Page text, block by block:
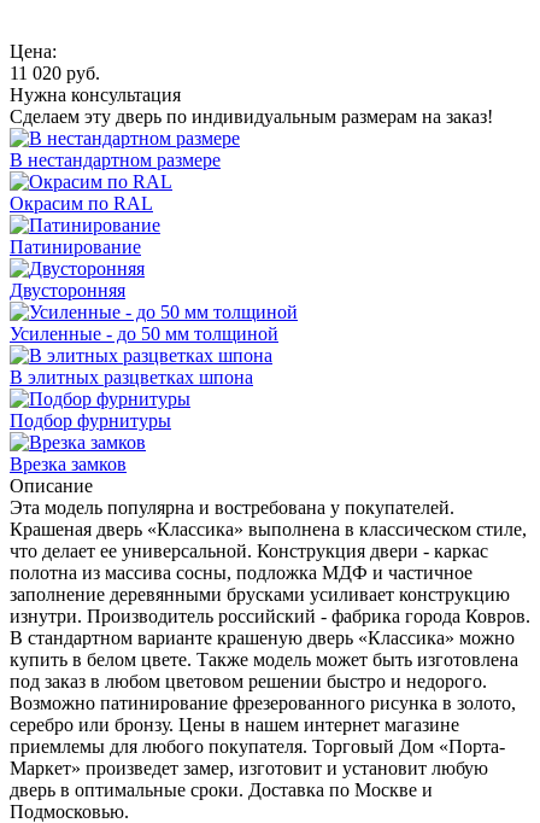
Цена:
11 020 руб.
Нужна консультация
Сделаем эту дверь по индивидуальным размерам на заказ!
В нестандартном размере
Окрасим по RAL
Патинирование
Двусторонняя
Усиленные - до 50 мм толщиной
В элитных разцветках шпона
Подбор фурнитуры
Врезка замков
Описание
Эта модель популярна и востребована у покупателей.
Крашеная дверь «Классика» выполнена в классическом стиле,
что делает ее универсальной. Конструкция двери - каркас
полотна из массива сосны, подложка МДФ и частичное
заполнение деревянными брусками усиливает конструкцию
изнутри. Производитель российский - фабрика города Ковров.
В стандартном варианте крашеную дверь «Классика» можно
купить в белом цвете. Также модель может быть изготовлена
под заказ в любом цветовом решении быстро и недорого.
Возможно патинирование фрезерованного рисунка в золото,
серебро или бронзу. Цены в нашем интернет магазине
приемлемы для любого покупателя. Торговый Дом «Порта-
Маркет» произведет замер, изготовит и установит любую
дверь в оптимальные сроки. Доставка по Москве и
Подмосковью.